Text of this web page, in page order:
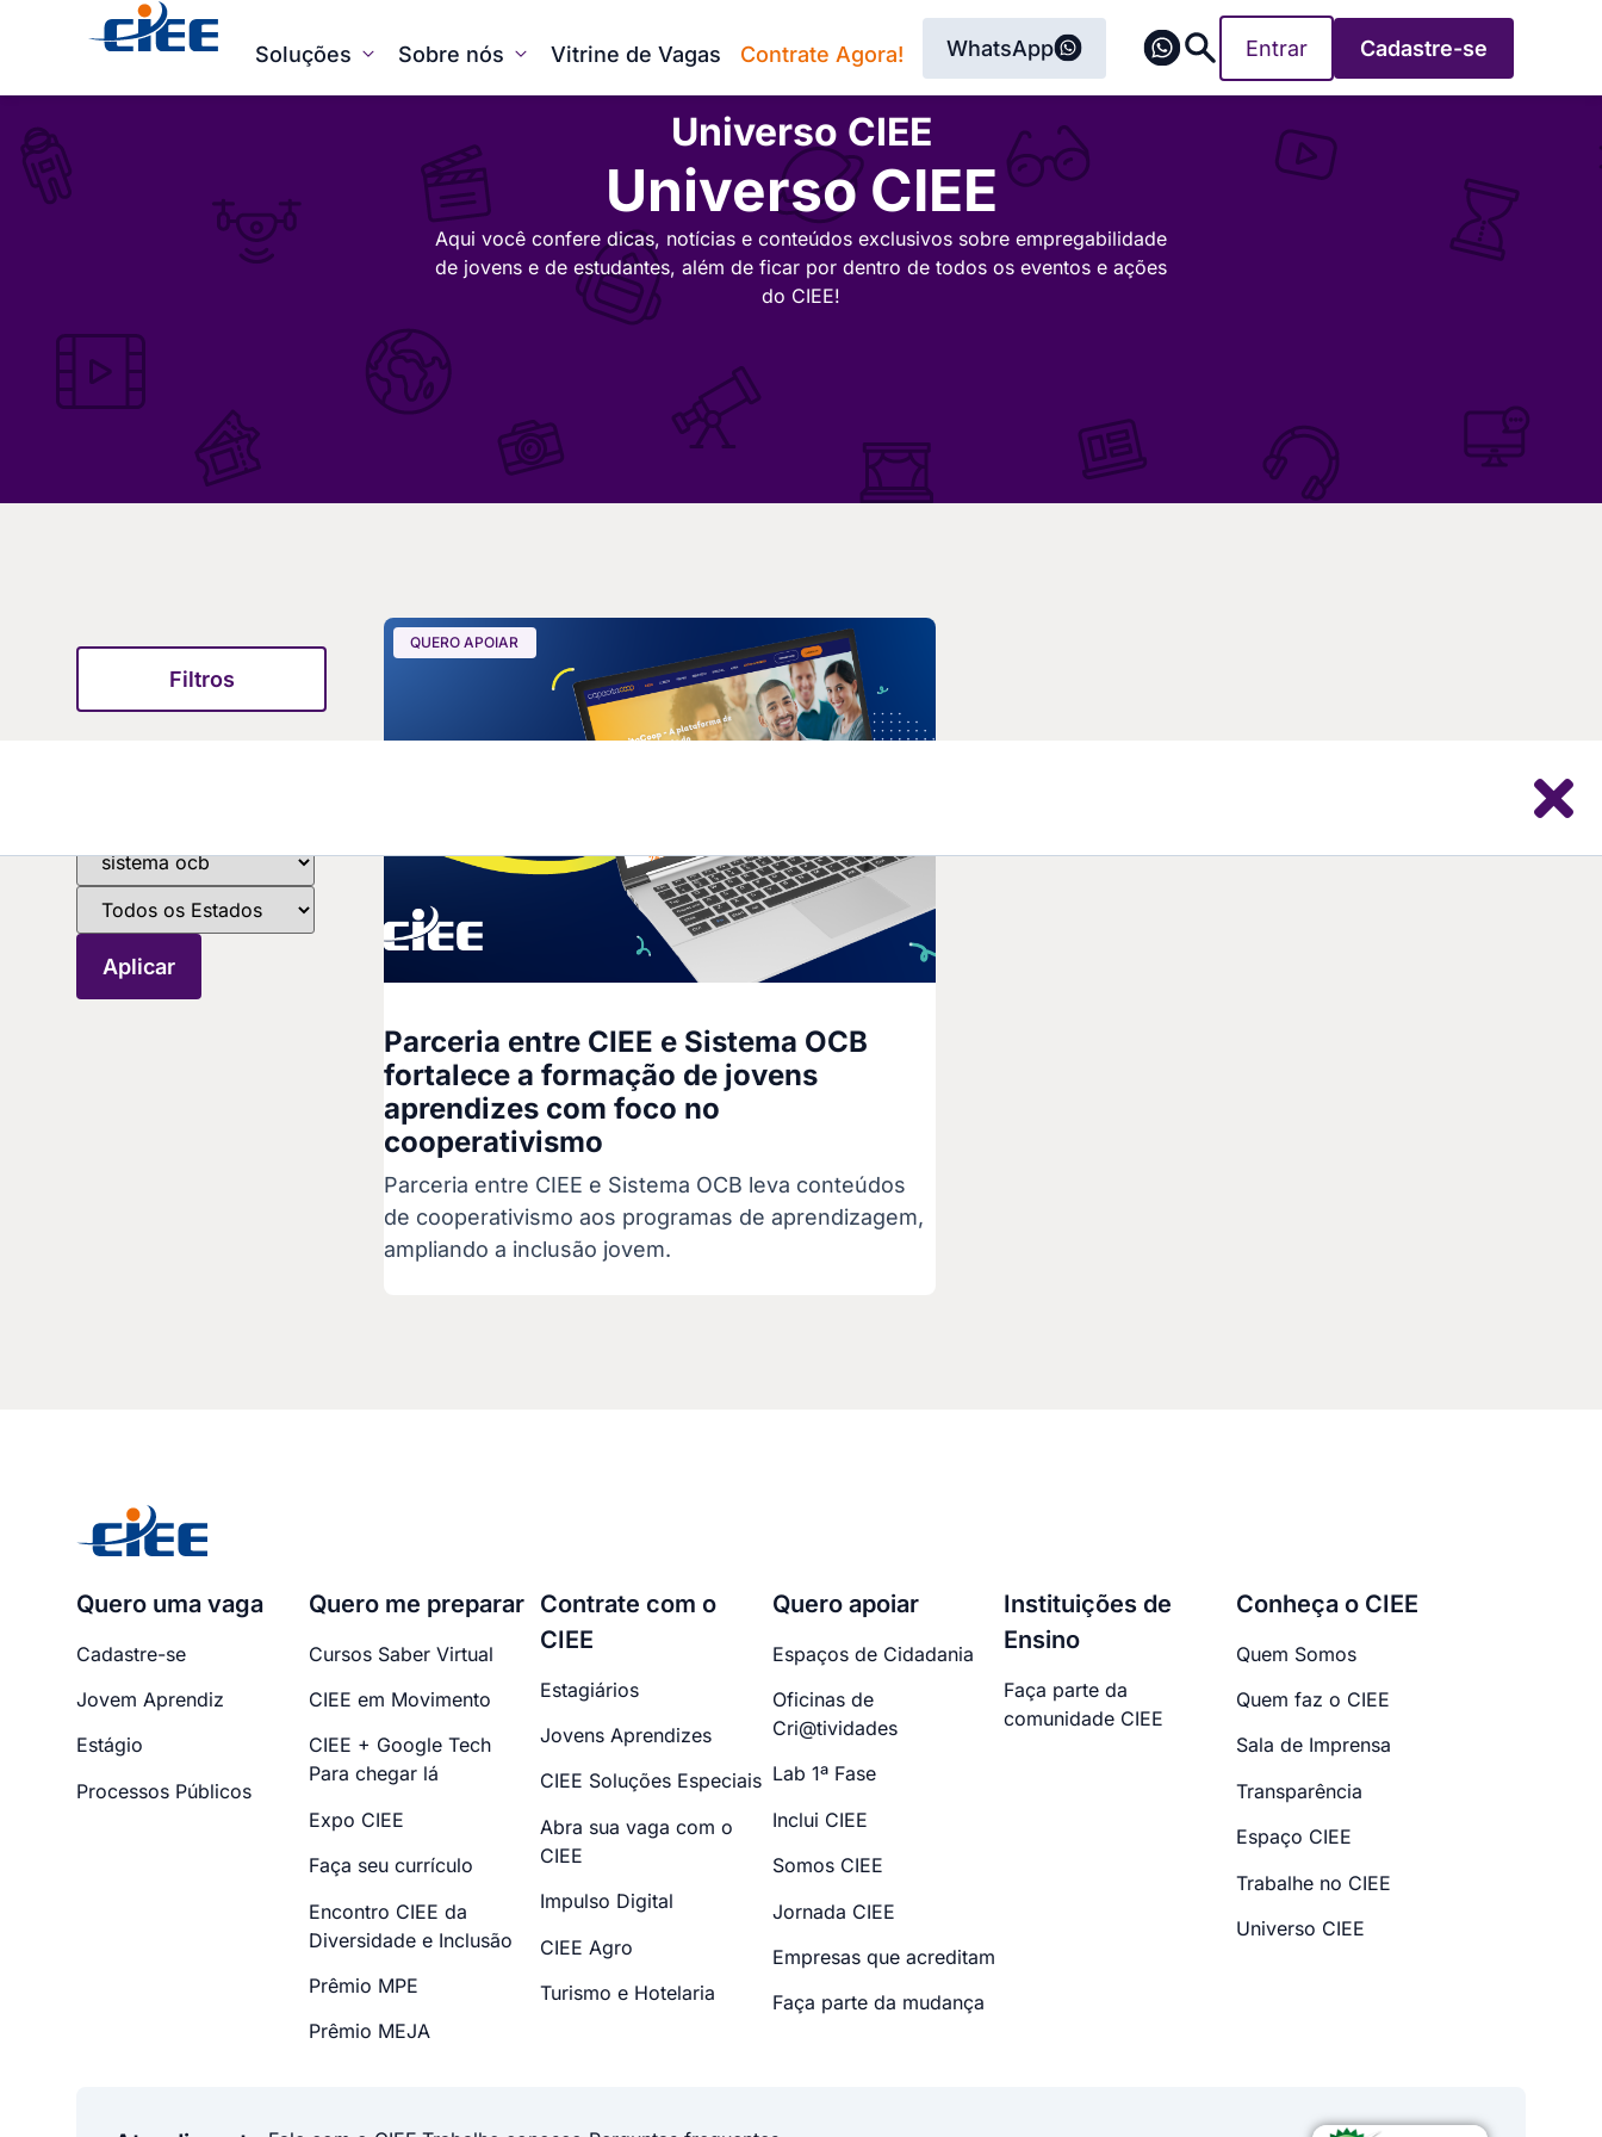
Soluções Sobre nós Vitrine de Vagas Contrate Agora! WhatsApp Entrar Cadastre-se
Universo CIEE
Universo CIEE
Aqui você confere dicas, notícias e conteúdos exclusivos sobre empregabilidade
de jovens e de estudantes, além de ficar por dentro de todos os eventos e ações
do CIEE!
Filtros
QUERO APOIAR
Parceria entre CIEE e Sistema OCB
fortalece a formação de jovens
aprendizes com foco no
cooperativismo
Parceria entre CIEE e Sistema OCB leva conteúdos
de cooperativismo aos programas de aprendizagem,
ampliando a inclusão jovem.
Quero uma vaga
Cadastre-se
Jovem Aprendiz
Estágio
Processos Públicos
Quero me preparar
Cursos Saber Virtual
CIEE em Movimento
CIEE + Google Tech
Para chegar lá
Expo CIEE
Faça seu currículo
Encontro CIEE da
Diversidade e Inclusão
Prêmio MPE
Prêmio MEJA
Contrate com o
CIEE
Estagiários
Jovens Aprendizes
CIEE Soluções Especiais
Abra sua vaga com o
CIEE
Impulso Digital
CIEE Agro
Turismo e Hotelaria
Quero apoiar
Espaços de Cidadania
Oficinas de
Cri@tividades
Lab 1ª Fase
Inclui CIEE
Somos CIEE
Jornada CIEE
Empresas que acreditam
Faça parte da mudança
Instituições de
Ensino
Faça parte da
comunidade CIEE
Conheça o CIEE
Quem Somos
Quem faz o CIEE
Sala de Imprensa
Transparência
Espaço CIEE
Trabalhe no CIEE
Universo CIEE